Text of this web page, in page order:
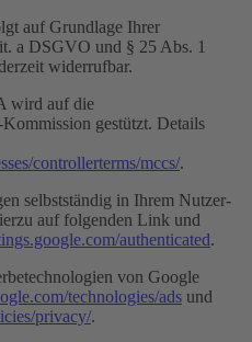
auf Grundlage Ihrer
a DSGVO und § 25 Abs. 1
widerrufbar.
wird auf die
gestützt. Details
controllerterms/mccs/.
selbstständig in Ihrem Nutzer-
auf folgenden Link und
authenticated.
von Google
technologies/ads und
privacy/.